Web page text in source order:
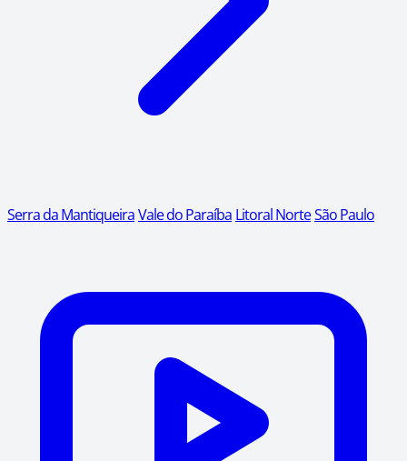
Serra da MantiqueiraVale do Paraíba Litoral NorteSão Paulo